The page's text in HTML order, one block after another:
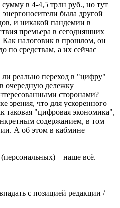
сумму в 4-4,5 трлн руб., но тут
была другой
и никакой пандемии в
премьера в сегодняшних
Как налоговик в прошлом, он
по средствам, а их сейчас
реально переход в "цифру"
очередную дележку
сторонами?
зрения, что для ускоренного
таковая "цифровая экономика",
содержанием, в том
А об этом в кабмине
– наше всё.
с позицией редакции /